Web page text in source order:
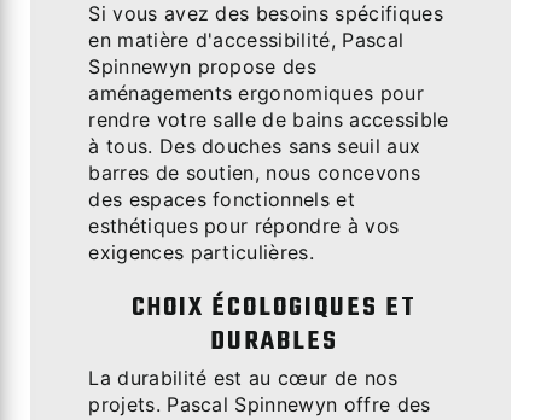
Si vous avez des besoins spécifiques
en matière d'accessibilité, Pascal
Spinnewyn propose des
aménagements ergonomiques pour
rendre votre salle de bains accessible
à tous. Des douches sans seuil aux
barres de soutien, nous concevons
des espaces fonctionnels et
esthétiques pour répondre à vos
exigences particulières.
CHOIX ÉCOLOGIQUES ET
DURABLES
La durabilité est au cœur de nos
projets. Pascal Spinnewyn offre des